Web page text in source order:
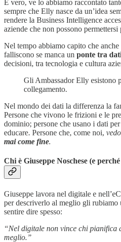
È vero, ve lo abbiamo raccontato
sempre che Elly nasce da un’idea
rendere la Business Intelligence
aziende che non possono
Nel tempo abbiamo capito che
falliscono se manca un ponte tra
decisioni, tra tecnologia e cultura
Gli Ambassador Elly esistono
collegamento.
Nel mondo dei dati la differenza la
Persone che vivono le frizioni e le
dominio; persone che usano i dati
educare. Persone che, come noi,
mai come fine.
Chi è Giuseppe Noschese (e
Giuseppe lavora nel digitale e
per descriverlo al meglio gli rubiamo
sentire dire spesso:
“Nel digitale non vince chi pianifica
meglio.”